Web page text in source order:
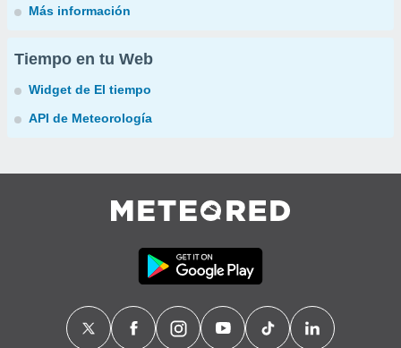
Más información
Tiempo en tu Web
Widget de El tiempo
API de Meteorología